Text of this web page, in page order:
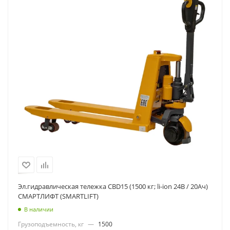
Эл.гидравлическая тележка CBD15 (1500 кг; li-ion 24В / 20Ач)
СМАРТЛИФТ (SMARTLIFT)
В наличии
Грузоподъемность, кг — 1500